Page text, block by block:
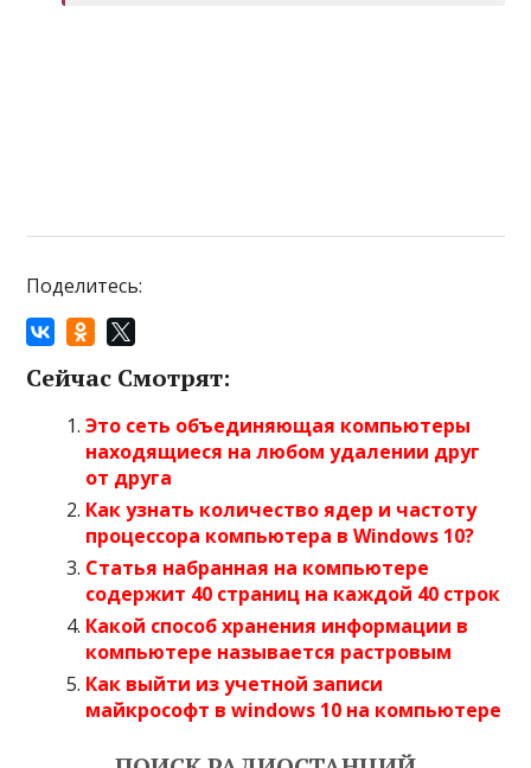
Поделитесь:
Сейчас Смотрят:
Это сеть объединяющая компьютеры
находящиеся на любом удалении друг
от друга
Как узнать количество ядер и частоту
процессора компьютера в Windows 10?
Статья набранная на компьютере
содержит 40 страниц на каждой 40 строк
Какой способ хранения информации в
компьютере называется растровым
Как выйти из учетной записи
майкрософт в windows 10 на компьютере